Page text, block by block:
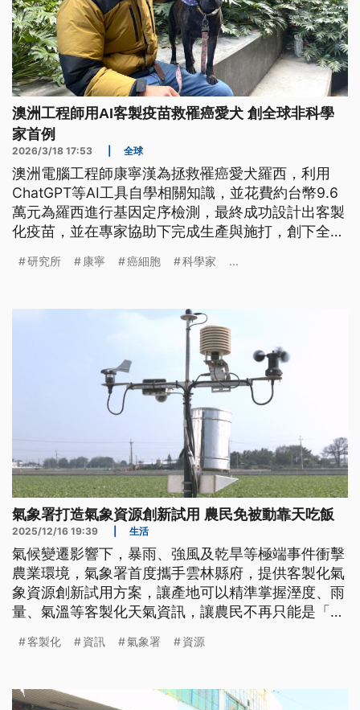
澳洲工程師用AI客製疫苗救罹癌愛犬 創全球非科學
家首例
2026/3/18 17:53 全球
澳洲電腦工程師康寧漢為拯救罹癌愛犬羅西，利用
ChatGPT等AI工具自學相關知識，並花費約台幣9.6
萬元為羅西進行基因定序檢測，最終成功設計出客製
化疫苗，並在專家協助下完成生產與施打，創下全球
消失，但身體狀況已明顯好轉。
研究所 康寧 癌細胞 科學家 ...
氣象署打造氣象資源創新試用 農民免被動靠天吃飯
2025/12/16 19:39 生活
氣候變遷影響下，暴雨、強風及乾旱等極端事件衝擊
農業環境，氣象署首度攜手雲林縣府，提供客製化氣
象資源創新試用方案，讓產地可以精準掌握溼度、雨
量、氣溫等客製化天氣資訊，讓農民不再只能是「靠
客製化 資訊 氣象署 資源